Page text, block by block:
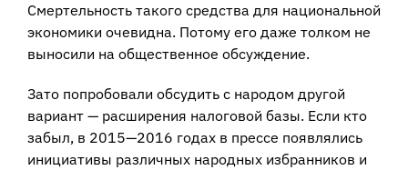
Смертельность такого средства для национальной
экономики очевидна. Потому его даже толком не
выносили на общественное обсуждение.
Зато попробовали обсудить с народом другой
вариант — расширения налоговой базы. Если кто
забыл, в 2015—2016 годах в прессе появлялись
инициативы различных народных избранников и